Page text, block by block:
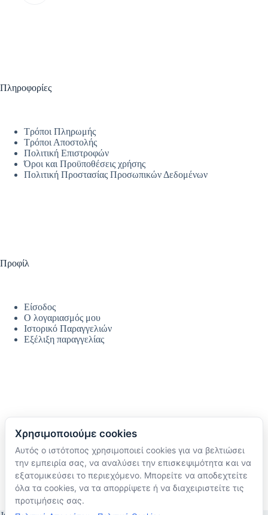
Πληροφορίες
Τρόποι Πληρωμής
Τρόποι Αποστολής
Πολιτική Επιστροφών
Όροι και Προϋποθέσεις χρήσης
Πολιτική Προστασίας Προσωπικών Δεδομένων
Προφίλ
Είσοδος
Ο λογαριασμός μου
Ιστορικό Παραγγελιών
Εξέλιξη παραγγελίας
Ακολουθήστε μας
TikTok
Instagram
Facebook
Χρησιμοποιούμε cookies
Αυτός ο ιστότοπος χρησιμοποιεί cookies για να βελτιώσει
την εμπειρία σας, να αναλύσει την επισκεψιμότητα και να
εξατομικεύσει το περιεχόμενο. Μπορείτε να αποδεχτείτε
όλα τα cookies, να τα απορρίψετε ή να διαχειριστείτε τις
προτιμήσεις σας.